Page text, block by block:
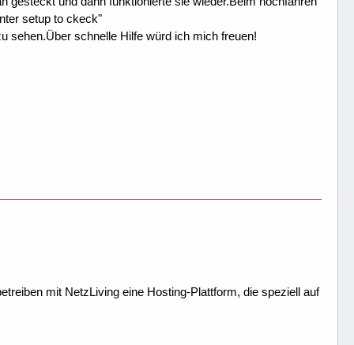
setup to ckeck"
sehen.Über schnelle Hilfe würd ich mich freuen!
mit NetzLiving eine Hosting-Plattform, die speziell auf